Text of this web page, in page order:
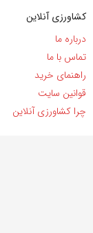
کشاورزی آنلاین
درباره ما
تماس با ما
راهنمای خرید
قوانین سایت
چرا کشاورزی آنلاین